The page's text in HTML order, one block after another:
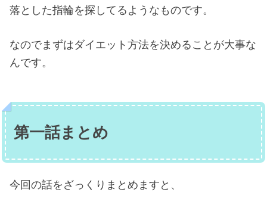
落とした指輪を探してるようなものです。
なのでまずはダイエット方法を決めることが大事な
んです。
第一話まとめ
今回の話をざっくりまとめますと、